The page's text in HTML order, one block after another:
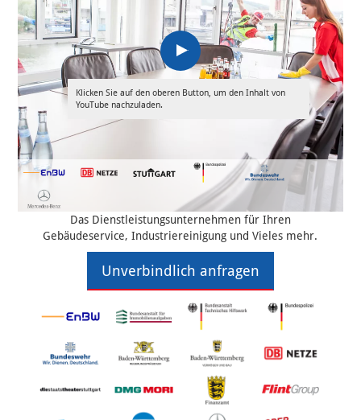
Klicken Sie auf den oberen Button, um den Inhalt von
YouTube nachzuladen.
Das Dienstleistungsunternehmen für Ihren
Gebäudeservice, Industriereinigung und Vieles mehr.
Unverbindlich anfragen